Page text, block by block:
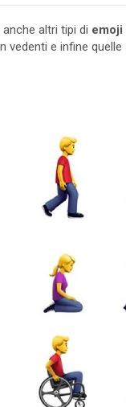
altri tipi di
e infine